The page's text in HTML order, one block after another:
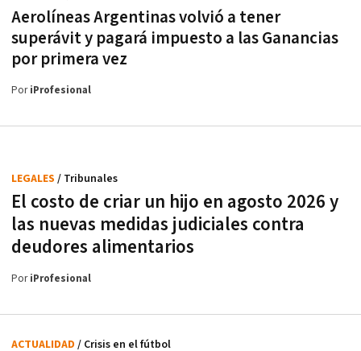
Aerolíneas Argentinas volvió a tener
superávit y pagará impuesto a las Ganancias
por primera vez
PoriProfesional
El costo de criar un hijo en agosto 2026 y
las nuevas medidas judiciales contra
deudores alimentarios
LEGALES / Tribunales
PoriProfesional
ACTUALIDAD / Crisis en el fútbol